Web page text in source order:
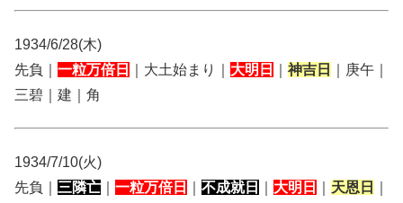
1934/6/28(木)
先負｜ 一粒万倍日 ｜大土始まり｜ 大明日 神吉日
｜庚午｜
三碧｜建｜角
1934/7/10(火)
先負｜ 三隣亡 一粒万倍日 不成就日 大明日 天恩日